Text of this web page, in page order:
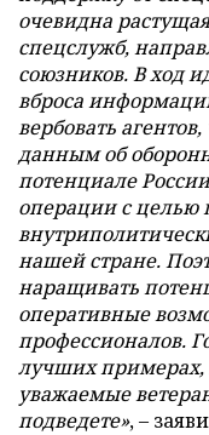
очевидна
спецслужб,
союзников. В ход
вброса
вербовать
данным об
потенциале
операции с целью
нашей стране.
наращивать
оперативные
профессионалов.
лучших примерах,
уважаемые
подведете», –